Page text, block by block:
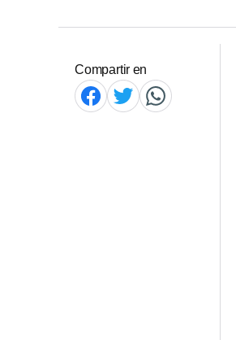
Compartir en